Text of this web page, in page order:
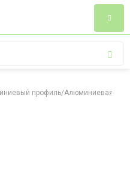
профиль/Алюминиевая